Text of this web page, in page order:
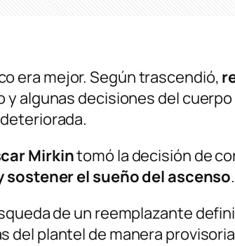
era mejor. Según trascendió,
algunas decisiones del
Mirkintomó la decisión de
sostener el sueño del ascenso.
de un reemplazante
del plantel de manera